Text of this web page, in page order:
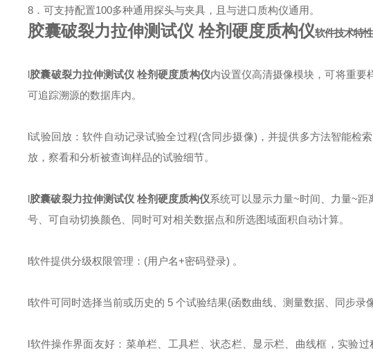
8．可支持配置100多种通用探头与夹具，且与进口质构仪通用。
胶囊破裂力拉伸测试仪 栓剂硬度质构仪软件技术特性
l胶囊破裂力拉伸测试仪 栓剂硬度质构仪内设置仪高清摄像模块，可将重要
可追踪溯源的数据库内。
l试验回放：软件自动记录试验全过程(含同步摄像)，并提供多方法智能检
放，察看和分析被查询样品的试验细节。
l胶囊破裂力拉伸测试仪 栓剂硬度质构仪系统可以显示力量~时间、力量~
号、可自动切换颜色、同时可对相关数据点和所选图域面积自动计算。
l软件提供分级权限管理：(用户名+密码登录) 。
l软件可同时选择当前或历史的 5 个试验结果(函数曲线、测量数据、同步录
l软件操作界面友好：菜单栏、工具栏、状态栏、显示栏、曲线框，实验